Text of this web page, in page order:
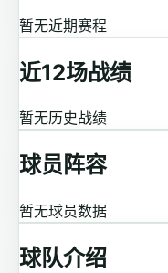
暂无近期赛程
近12场战绩
暂无历史战绩
球员阵容
暂无球员数据
球队介绍